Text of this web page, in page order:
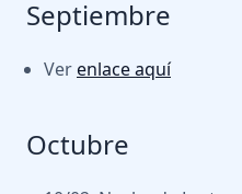
Septiembre
Verenlace aquí
Octubre